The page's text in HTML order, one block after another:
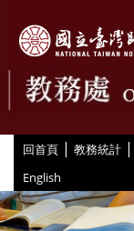
回首頁 | 教務統計 |
English